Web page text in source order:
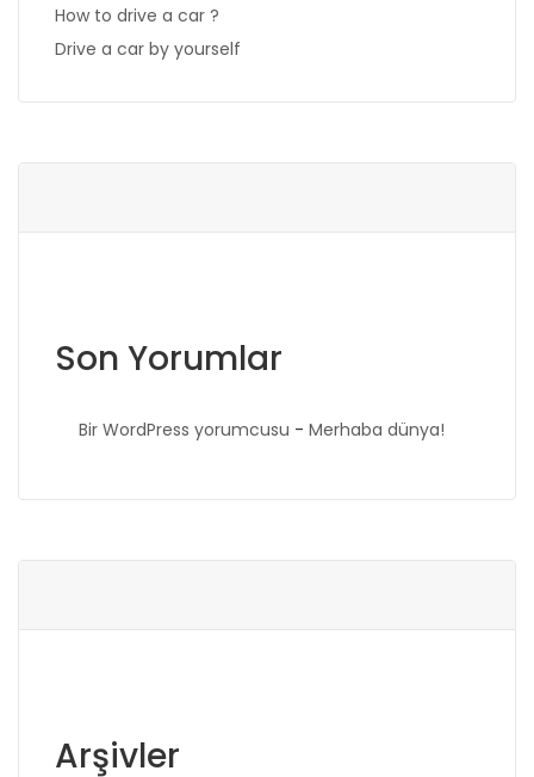
How to drive a car ?
Drive a car by yourself
Son Yorumlar
Bir WordPress yorumcusu - Merhaba dünya!
Arşivler